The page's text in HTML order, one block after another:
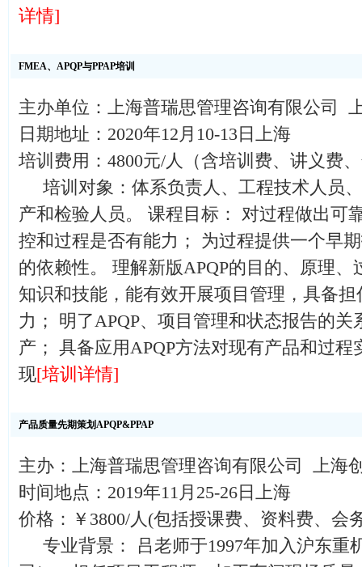
详情]
FMEA、APQP与PPAP培训
主办单位：上海普瑞思管理咨询有限公司
日期地址：2020年12月10-13日上海
培训费用：4800元/人（含培训费、讲义费
培训对象：体系负责人、工程技术人员
产和检验人员。 课程目标： 对过程做出可
控和过程是否有能力； 为过程提供一个早
的依赖性。 理解新版APQP的目的、原理、
知识和技能，能有效开展项目管理，具备
力； 明了APQP、项目管理和状态报告的
产； 具备应用APQP方法对现有产品和过
现[培训详情]
产品质量先期策划APQP&PPAP
主办：上海普瑞思管理咨询有限公司 上海
时间地点：2019年11月25-26日上海
价格：￥3800/人(包括授课费、资料费、会
专业背景： 吕老师于1997年加入沪东重